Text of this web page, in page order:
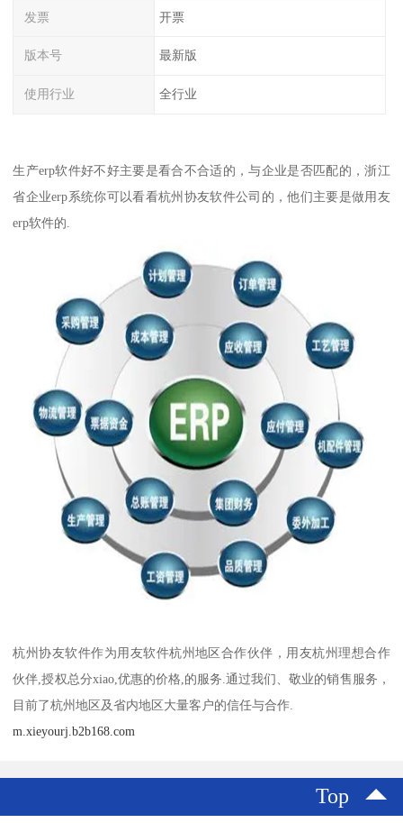
发票 开票
版本号 最新版
使用行业 全行业
生产erp软件好不好主要是看合不合适的，与企业是否匹配的，浙江
省企业erp系统你可以看看杭州协友软件公司的，他们主要是做用友
erp软件的.
杭州协友软件作为用友软件杭州地区合作伙伴，用友杭州理想合作
伙伴,授权总分xiao,优惠的价格,的服务.通过我们、敬业的销售服务，
目前了杭州地区及省内地区大量客户的信任与合作.
m.xieyourj.b2b168.com
Top